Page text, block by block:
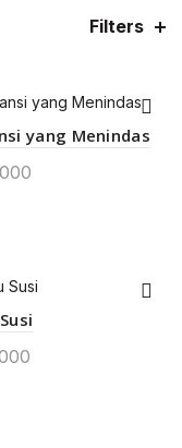
Filters
yang Menindas